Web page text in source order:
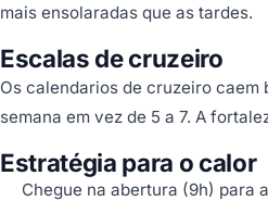
mais ensolaradas que as tardes.
Escalas de cruzeiro
Os calendarios de cruzeiro caem
semana em vez de 5 a 7. A
Estratégia para o calor
Chegue na abertura (9h) para